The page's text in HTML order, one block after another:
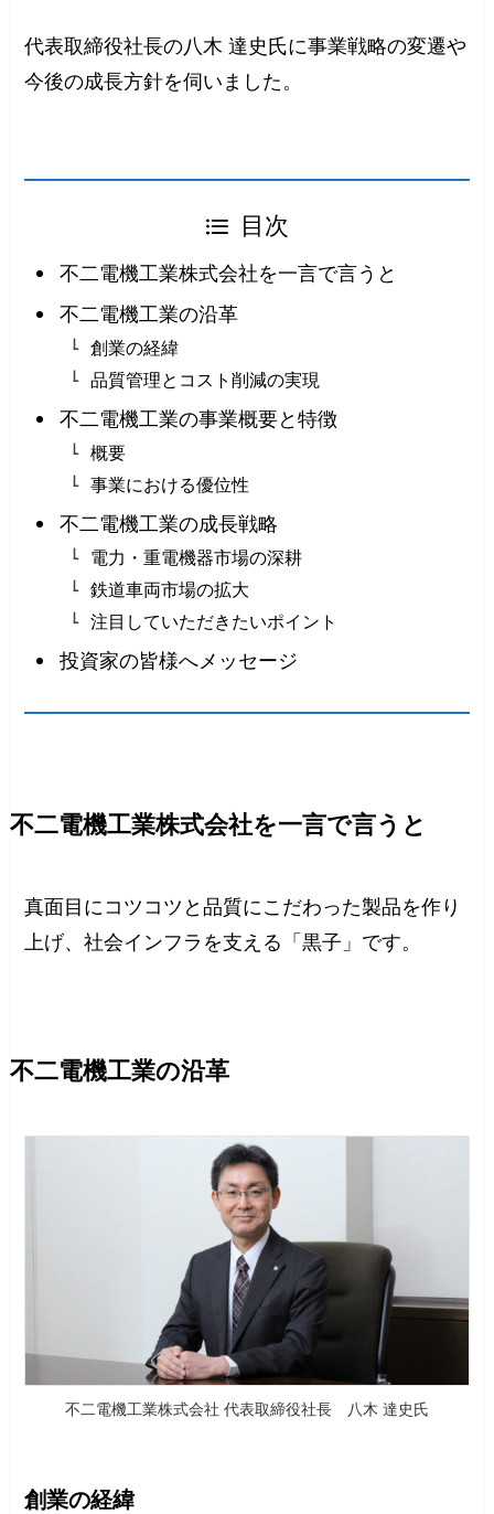
代表取締役社長の八木 達史氏に事業戦略の変遷や
今後の成長方針を伺いました。
目次
不二電機工業株式会社を一言で言うと
不二電機工業の沿革
創業の経緯
品質管理とコスト削減の実現
不二電機工業の事業概要と特徴
概要
事業における優位性
不二電機工業の成長戦略
電力・重電機器市場の深耕
鉄道車両市場の拡大
注目していただきたいポイント
投資家の皆様へメッセージ
不二電機工業株式会社を一言で言うと
真面目にコツコツと品質にこだわった製品を作り
上げ、社会インフラを支える「黒子」です。
不二電機工業の沿革
不二電機工業株式会社 代表取締役社長 八木 達史氏
創業の経緯